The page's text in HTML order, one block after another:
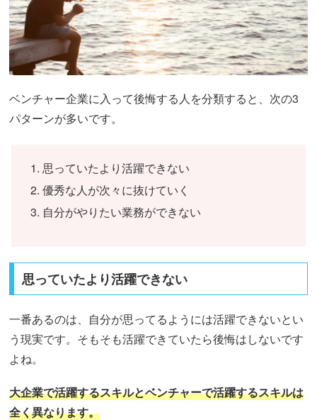
ベンチャー企業に入って後悔する人を分類すると、次の3
パターンが多いです。
思っていたより活躍できない
優秀な人が次々に抜けていく
自分がやりたい業務ができない
思っていたより活躍できない
一番あるのは、自分が思ってるようには活躍できないとい
う現実です。そもそも活躍できていたら後悔はしないです
よね。
大企業で活躍するスキルとベンチャーで活躍するスキルは
全く異なります。